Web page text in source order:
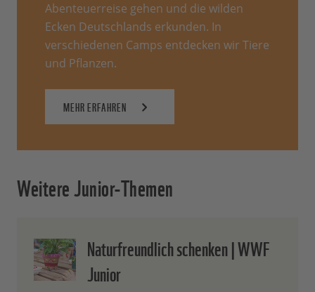
Abenteuerreise gehen und die wilden
Ecken Deutschlands erkunden. In
verschiedenen Camps entdecken wir Tiere
und Pflanzen.
MEHR ERFAHREN
Weitere Junior-Themen
Naturfreundlich schenken | WWF
Junior